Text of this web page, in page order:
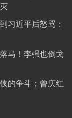
习近平后怒骂：
马！李强也倒戈
的争斗；曾庆红